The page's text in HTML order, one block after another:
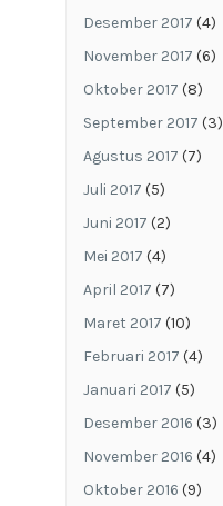
Desember 2017 (4)
November 2017 (6)
Oktober 2017 (8)
September 2017 (3)
Agustus 2017 (7)
Juli 2017 (5)
Juni 2017 (2)
Mei 2017 (4)
April 2017 (7)
Maret 2017 (10)
Februari 2017 (4)
Januari 2017 (5)
Desember 2016 (3)
November 2016 (4)
Oktober 2016 (9)